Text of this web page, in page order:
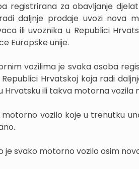
registrirana za obavljanje
daljnje prodaje uvozi nova
ili uvoznika u Republici
Europske unije.
vozilima je svaka osoba
Hrvatskoj koja radi
Hrvatsku ili takva motorna vozila
vozilo koje u trenutku
je svako motorno vozilo osim